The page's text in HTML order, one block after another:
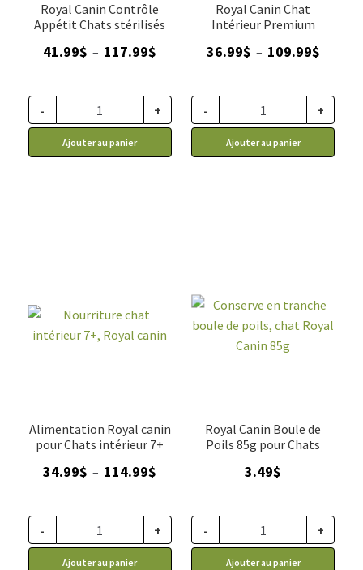
Royal Canin Contrôle
Appétit Chats stérilisés
41.99$ – 117.99$
41.99$
à
- +
Ajouter au panier
Royal Canin Chat
Intérieur Premium
36.99$ – 109.99$Plage
36.99$
à
- +
Ajouter au panier
Alimentation Royal canin
pour Chats intérieur 7+
34.99$ – 114.99$
34.99$
à
- +
Ajouter au panier
Royal Canin Boule de
Poils 85g pour Chats
3.49$
- +
Ajouter au panier